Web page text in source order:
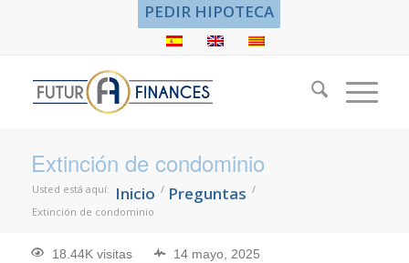
PEDIR HIPOTECA
Extinción de condominio
Usted está aquí: Inicio / Preguntas /
Extinción de condominio
18.44K visitas 14 mayo, 2025